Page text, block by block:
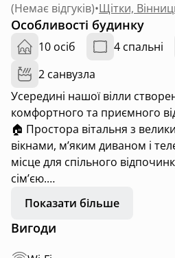
(Немає відгуків)•Щітки,
Особливості будинку
10 осіб 4 спальні
2 санвузла
Усередині нашої вілли
комфортного та приємного
🏠 Простора вітальня з
вікнами, м’яким диваном і
місце для спільного
сім’єю.
🛏️ Чотири затишні спальні,
розміщення до 8 гостей.
облаштована зручними
Показати більше
Вигоди